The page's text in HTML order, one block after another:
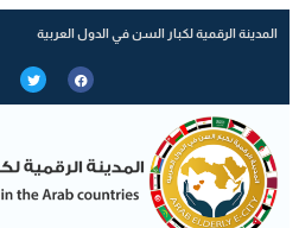
المدينة الرقمية لكبار السن في الدول العربية